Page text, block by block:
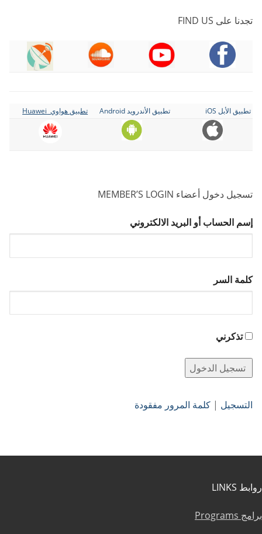
تجدنا على FIND US
تطبيق الأبل iOS تطبيق الأندرويد Android تطبيق هواوي Huawei
تسجيل دخول أعضاء MEMBER’S LOGIN
إسم الحساب أو البريد الالكتروني
كلمة السر
تذكرني
التسجيل | كلمة المرور مفقودة
روابط LINKS
برامج Programs